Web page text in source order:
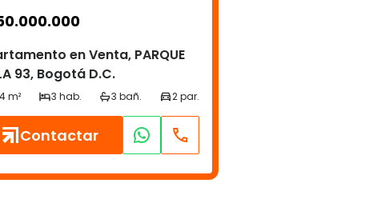
en Venta, PARQUE
93, Bogotá D.C.
Contactar